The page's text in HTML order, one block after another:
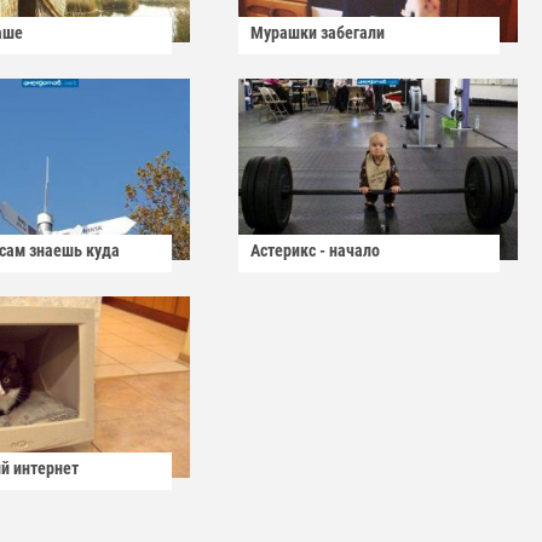
Мурашки забегали
знаешь куда Астерикс - начало
интернет